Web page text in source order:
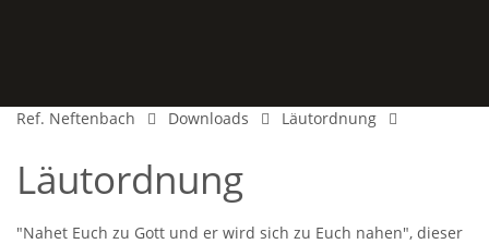
Ref. Neftenbach Downloads Läutordnung
Läutordnung
"Nahet Euch zu Gott und er wird sich zu Euch nahen", dieser